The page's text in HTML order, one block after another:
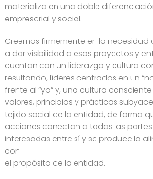
materializa en una doble
empresarial y social.
Creemos firmemente en la necesidad
a dar visibilidad a esos proyectos y
cuentan con un liderazgo y cultura
resultando, líderes centrados en un
frente al “yo” y, una cultura
valores, principios y prácticas
tejido social de la entidad, de forma
acciones conectan a todas las partes
interesadas entre sí y se produce la
con
el propósito de la entidad.